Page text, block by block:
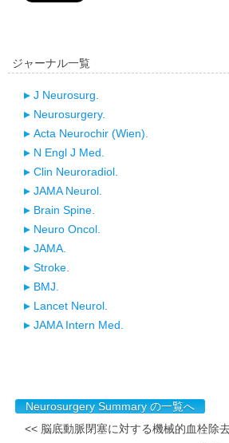
ジャーナル一覧
J Neurosurg.
Neurosurgery.
Acta Neurochir (Wien).
N Engl J Med.
Clin Neuroradiol.
JAMA Neurol.
Brain Spine.
Neuro Oncol.
JAMA.
Stroke.
BMJ.
Lancet Neurol.
JAMA Intern Med.
Neurosurgery Summary の一覧へ
<< 脳底動脈閉塞に対する機械的血栓除